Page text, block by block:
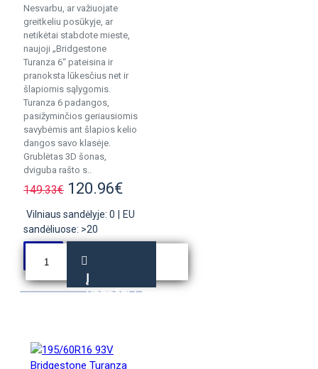
Nesvarbu, ar važiuojate
greitkeliu posūkyje, ar
netikėtai stabdote mieste,
naujoji „Bridgestone
Turanza 6“ pateisina ir
pranoksta lūkesčius net ir
šlapiomis sąlygomis.
Turanza 6 padangos,
pasižyminčios geriausiomis
savybėmis ant šlapios kelio
dangos savo klasėje.
Grublėtas 3D šonas,
dviguba rašto s..
149.33€ 120.96€
Vilniaus sandėlyje: 0
EU
sandėliuose: >20
Į
KREPŠELĮ